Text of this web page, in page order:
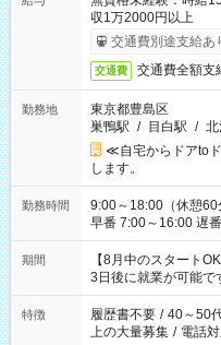
収1万2000円以上
交通費別途支給あ
交通費 交通費全額支
勤務地
東京都豊島区
巣鴨駅 / 目白駅 / 北
≪自宅からドアto
します。
勤務時間
9:00～18:00（休憩60分） ■ご希望があれば下記シフ
早番 7:00～16:00 遅番
と休みを合わせたい
「できれば残業はし
ね。 ※Wワーク希望の方へ 今ご覧のお仕事で希望する勤務時間
と、もう1つのお仕事
合は応募できません。
期間
【8月中のスタート
3日後に就業が可能で
特徴 履歴書不要 / 40～50
上の大量募集 / 電話